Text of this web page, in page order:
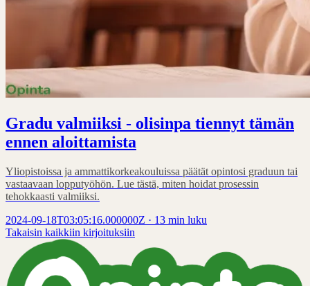
Gradu valmiiksi - olisinpa tiennyt tämän
ennen aloittamista
Yliopistoissa ja ammattikorkeakouluissa päätät opintosi graduun tai
vastaavaan lopputyöhön. Lue tästä, miten hoidat prosessin
tehokkaasti valmiiksi.
2024-09-18T03:05:16.000000Z · 13 min luku
Takaisin kaikkiin kirjoituksiin